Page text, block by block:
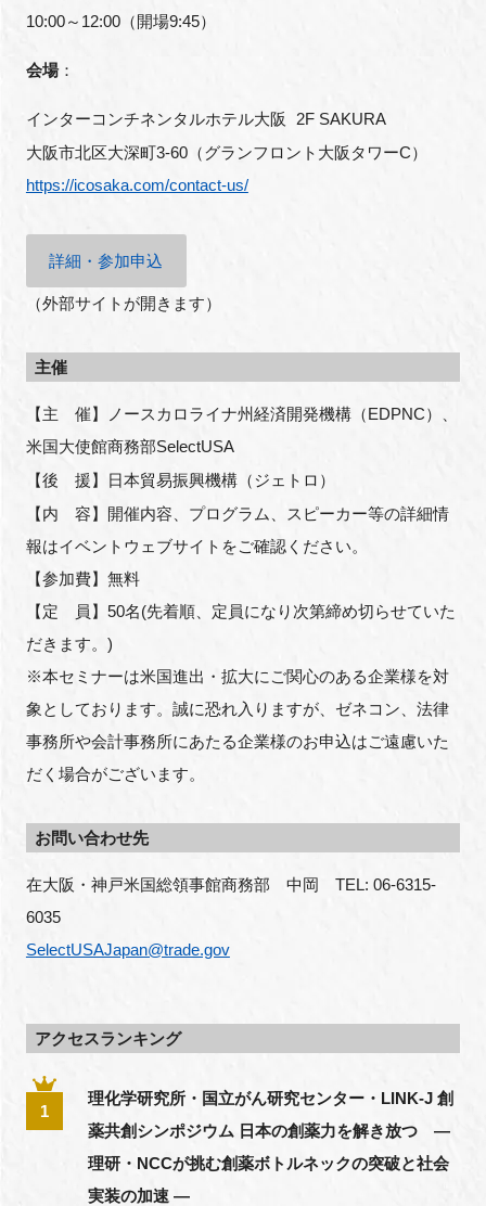
10:00～12:00（開場9:45）
会場：
インターコンチネンタルホテル大阪
2F SAKURA
大阪市北区大深町3-60（グランフロント大阪タワーC）
https://icosaka.com/contact-us/
詳細・参加申込
（外部サイトが開きます）
主催
【主 催】ノースカロライナ州経済開発機構（EDPNC）、
米国大使館商務部SelectUSA
【後 援】日本貿易振興機構（ジェトロ）
【内 容】開催内容、プログラム、スピーカー等の詳細情
報はイベントウェブサイトをご確認ください。
【参加費】無料
【定 員】 50名(先着順、定員になり次第締め切らせていた
だきます。 )
※本セミナーは米国進出・拡大にご関心のある企業様を対
象としております。誠に恐れ入りますが、ゼネコン、法律
事務所や会計事務所にあたる企業様のお申込はご遠慮いた
だく場合がございます。
お問い合わせ先
在大阪・神戸米国総領事館商務部　中岡 TEL: 06-6315-
6035
SelectUSAJapan@trade.gov
アクセスランキング
1
理化学研究所・国立がん研究センター・LINK-J 創
薬共創シンポジウム 日本の創薬力を解き放つ ―
理研・NCCが挑む創薬ボトルネックの突破と社会
実装の加速 ―